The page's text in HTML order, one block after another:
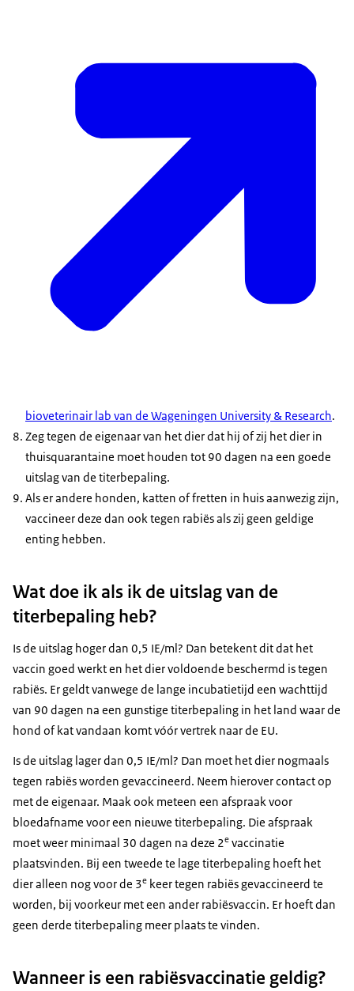
bioveterinair lab van de Wageningen University & Research.
Zeg tegen de eigenaar van het dier dat hij of zij het dier in
thuisquarantaine moet houden tot 90 dagen na een goede
uitslag van de titerbepaling.
Als er andere honden, katten of fretten in huis aanwezig zijn,
vaccineer deze dan ook tegen rabiës als zij geen geldige
enting hebben.
Wat doe ik als ik de uitslag van de
titerbepaling heb?
Is de uitslag hoger dan 0,5 IE/ml? Dan betekent dit dat het
vaccin goed werkt en het dier voldoende beschermd is tegen
rabiës. Er geldt vanwege de lange incubatietijd een wachttijd
van 90 dagen na een gunstige titerbepaling in het land waar de
hond of kat vandaan komt vóór vertrek naar de EU.
Is de uitslag lager dan 0,5 IE/ml? Dan moet het dier nogmaals
tegen rabiës worden gevaccineerd. Neem hierover contact op
met de eigenaar. Maak ook meteen een afspraak voor
bloedafname voor een nieuwe titerbepaling. Die afspraak
moet weer minimaal 30 dagen na deze 2e vaccinatie
plaatsvinden. Bij een tweede te lage titerbepaling hoeft het
dier alleen nog voor de 3e keer tegen rabiës gevaccineerd te
worden, bij voorkeur met een ander rabiësvaccin. Er hoeft dan
geen derde titerbepaling meer plaats te vinden.
Wanneer is een rabiësvaccinatie geldig?